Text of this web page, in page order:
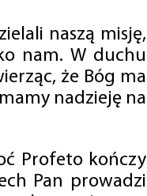
naszą misję,
nam. W duchu
że Bóg ma
nadzieję na
Profeto kończy
Pan prowadzi